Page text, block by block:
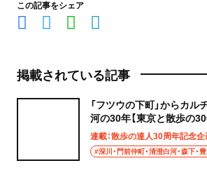
この記事をシェア
掲載されている記事
「フツウの下町」からカル
河の30年【東京と散歩の30
連載：散歩の達人30周年記念
#深川・門前仲町・清澄白河・森下・